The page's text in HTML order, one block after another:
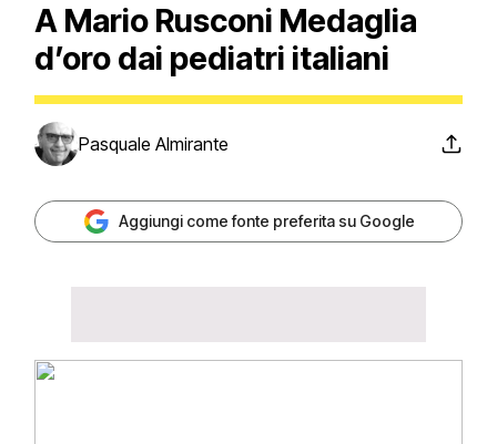
A Mario Rusconi Medaglia
d’oro dai pediatri italiani
Pasquale Almirante
Aggiungi come fonte preferita su Google